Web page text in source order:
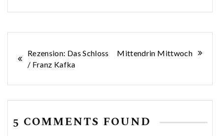
Beitragsnavigation
Rezension: Das Schloss
/ Franz Kafka
Mittendrin Mittwoch
5 COMMENTS FOUND